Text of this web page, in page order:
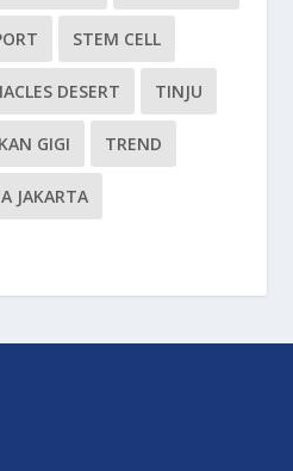
STEM CELL
DESERT TINJU
GIGI TREND
JAKARTA